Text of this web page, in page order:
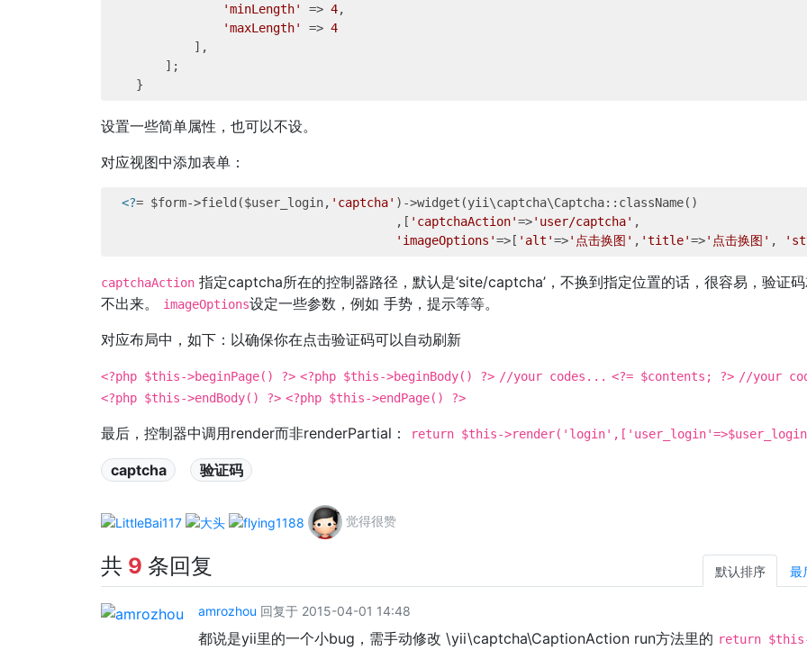
'minLength'
=> 4,
'maxLength'
=> 4
            ],
        ];
设置一些简单属性，也可以不设。
对应视图中添加表单：
<?= $form->field($user_login, 'captcha' )->widget(yii\captcha\Captcha::className()
                                        ,[
'captchaAction'=>'user/captcha' ,
'imageOptions'=>[ 'alt'=>'点击换图' , 'title'=>'点击换图' ,
captchaAction 指定captcha所在的控制器路径，默认是‘site/captcha’，不换到指定位置的话，很容易，验证
不出来。
imageOptions设定一些参数，例如 手势，提示等等。
对应布局中，如下：以确保你在点击验证码可以自动刷新
<?php $this->beginPage() ?> <?php $this->beginBody() ?> //your codes... <?= $contents; ?> //your
<?php $this->endBody() ?> <?php $this->endPage() ?>
最后，控制器中调用render而非renderPartial： return $this-
captcha 验证码
觉得很赞
共 9 条回复 默认排序 最
amrozhou 回复于 2015-04-01 14:48
都说是yii里的一个小bug，需手动修改 \yii\captcha\CaptionAction run方法里的 return